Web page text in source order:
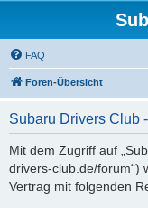
FAQ
Foren-Übersicht
Subaru Drivers Club
Mit dem Zugriff auf
drivers-club.de/forum“)
Vertrag mit folgenden